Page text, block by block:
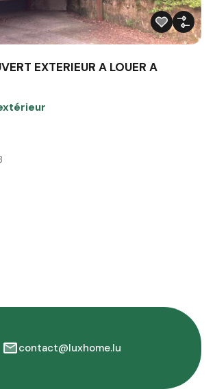
EXTERIEUR A LOUER A
contact@luxhome.lu